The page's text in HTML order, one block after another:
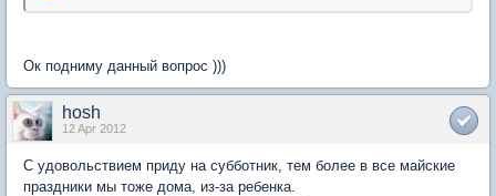
Ок подниму данный вопрос )))
hosh
12 Apr 2012
С удовольствием приду на субботник, тем более в все майские
праздники мы тоже дома, из-за ребенка.